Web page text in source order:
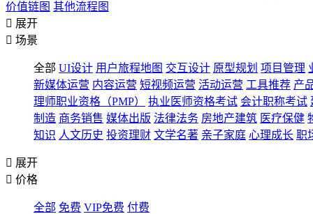
价值链图 其他流程图
 展开
 场景
全部 UI设计 用户旅程地图 交互设计 原型规划 项目管理
新媒体运营 内容运营 短视频运营 活动运营 工具推荐 产
理师职业资格（PMP）
执业医师资格考试 会计职称考试
制造 商务销售 媒体出版 法律法务 房地产建筑 医疗保健
知识 人文历史 投资理财 文学名著 亲子家庭 心理成长 职
 展开
 价格
全部 免费 VIP免费 付费